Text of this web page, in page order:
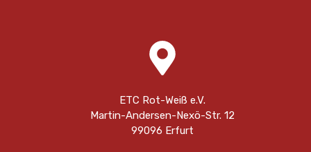
ETC Rot-Weiß e.V.
Martin-Andersen-Nexö-Str. 12
99096 Erfurt